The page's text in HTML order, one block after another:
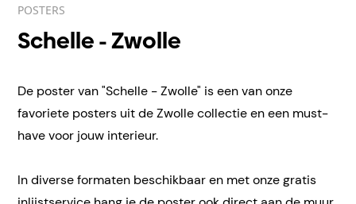
POSTERS
Schelle - Zwolle
De poster van "Schelle - Zwolle" is een van onze
favoriete posters uit de Zwolle collectie en een must-
have voor jouw interieur.
In diverse formaten beschikbaar en met onze gratis